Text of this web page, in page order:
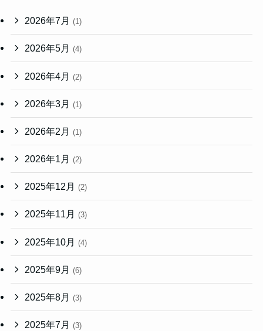
2026年7月 (1)
2026年5月 (4)
2026年4月 (2)
2026年3月 (1)
2026年2月 (1)
2026年1月 (2)
2025年12月 (2)
2025年11月 (3)
2025年10月 (4)
2025年9月 (6)
2025年8月 (3)
2025年7月 (3)